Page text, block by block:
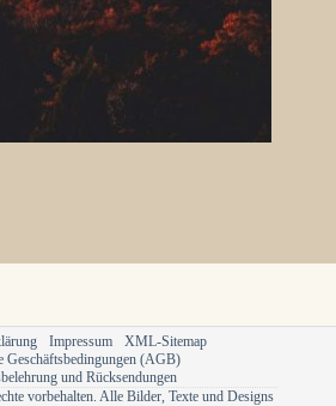
Impressum
XML-Sitemap
Geschäftsbedingungen (AGB)
und Rücksendungen
vorbehalten. Alle Bilder, Texte und Designs